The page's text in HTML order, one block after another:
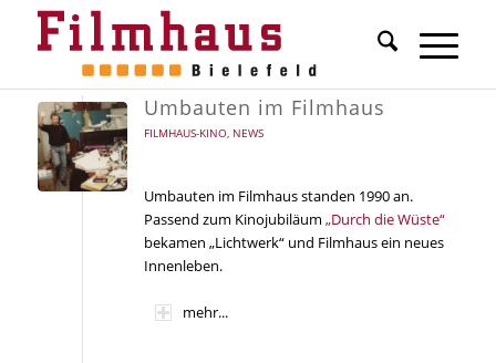
Umbauten im Filmhaus
FILMHAUS-KINO, NEWS
Umbauten im Filmhaus standen 1990 an.
Passend zum Kinojubiläum „Durch die Wüste“
bekamen „Lichtwerk“ und Filmhaus ein neues
Innenleben.
mehr...